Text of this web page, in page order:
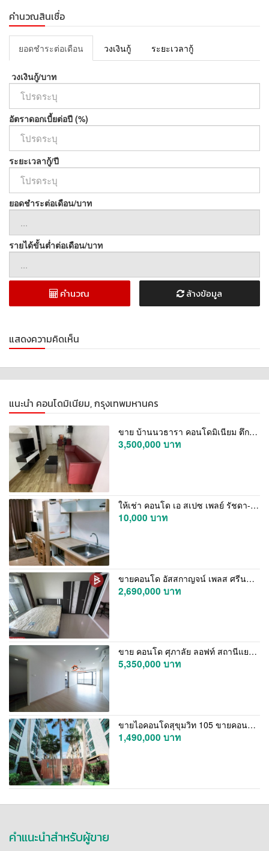
- Asiatique : 3 กม.
พิกัด: http://maps.google.com/maps?q=13.707402,100.496240
ติดต่อ
คุณกุ้ง
Tel : 098-268-1968
Admin
Tel: 063-492-4632
Line ID : @assetx.p
Email : Adm.assetx@gmail.com
คำนวณสินเชื่อ
ยอดชำระต่อเดือน วงเงินกู้ ระยะเวลากู้
วงเงินกู้/บาท
อัตราดอกเบี้ยต่อปี (%)
ระยะเวลากู้/ปี
ยอดชำระต่อเดือน/บาท
รายได้ขั้นต่ำต่อเดือน/บาท
คำนวณ ล้างข้อมูล
แสดงความคิดเห็น
แนะนำ คอนโดมิเนียม, กรุงเทพมหานคร
ขาย บ้านนวธารา คอนโดมิเนียม ตึก E ชั้น 2 ห้อง 904-29 ติดสระว่ายน้ำ
3,500,000 บาท
ให้เช่า คอนโด เอ สเปซ เพลย์ รัชดา-สุทธิสาร ใกล้MRT สุทธิสาร 1 ห้องนอน 34 ตร.ม. เฟอร์ครบ พร้อมอยู่ เหมาะอยู่อาศัยและชาวต่างชาติ เช่า 10000 บา
10,000 บาท
ขายคอนโด อัสสกาญจน์ เพลส ศรีนครินทร์ (Assakarn Place Srinakarin) กรุงเทพมหานคร
2,690,000 บาท
ขาย คอนโด ศุภาลัย ลอฟท์ สถานีแยกไฟฉาย 83.90 ตร.ม. ห้องมุม ชั้น 20 ห้องใหม่
5,350,000 บาท
ขายไอคอนโดสุขุมวิท 105 ขายคอนโดลาซาลสุขุมวิท เฟอร์นิเจอร์ครบพร้อมอยู่
1,490,000 บาท
คำแนะนำสำหรับผู้ขาย